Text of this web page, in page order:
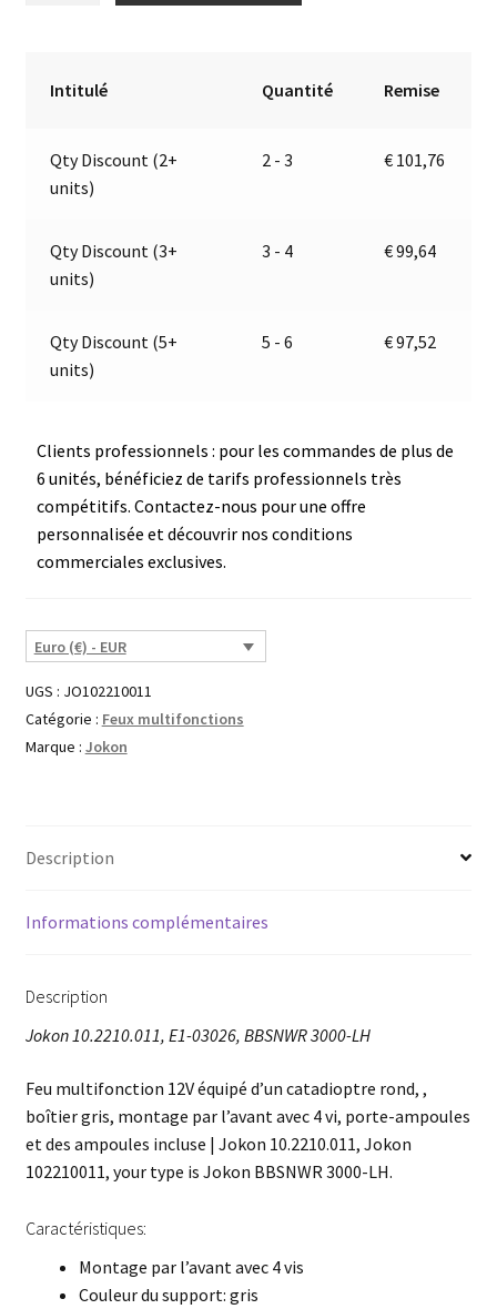
rond
Jokon
786,
BBSNWR
Intitulé Quantité Remise
Qty Discount (2+
units)
2 - 3 € 101,76
Qty Discount (3+
units)
3 - 4 €99,64
Qty Discount (5+
units)
5 - 6 €97,52
Clients professionnels : pour les commandes de plus de
6 unités, bénéficiez de tarifs professionnels très
compétitifs. Contactez-nous pour une offre
personnalisée et découvrir nos conditions
commerciales exclusives.
Euro (€) - EUR
UGS : JO102210011
Catégorie : Feux multifonctions
Marque : Jokon
Description
Informations complémentaires
Description
Jokon 10.2210.011, E1-03026, BBSNWR 3000-LH
Feu multifonction 12V équipé d’un catadioptre rond, ,
boîtier gris, montage par l’avant avec 4 vi, porte-ampoules
et des ampoules incluse | Jokon 10.2210.011, Jokon
102210011, your type is Jokon BBSNWR 3000-LH.
Caractéristiques:
Montage par l’avant avec 4 vis
Couleur du support: gris